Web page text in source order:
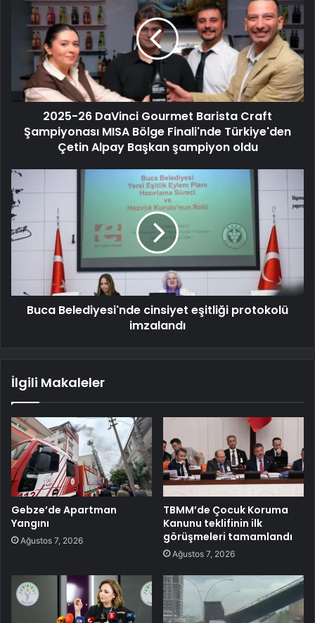
2025-26 DaVinci Gourmet Barista Craft
Şampiyonası MISA Bölge Finali'nde Türkiye'den
Çetin Alpay Başkan şampiyon oldu
Buca Belediyesi'nde cinsiyet eşitliği protokolü
imzalandı
İlgili Makaleler
Gebze’de Apartman
Yangını
Ağustos 7, 2026
TBMM’de Çocuk Koruma
Kanunu teklifinin ilk
görüşmeleri tamamlandı
Ağustos 7, 2026